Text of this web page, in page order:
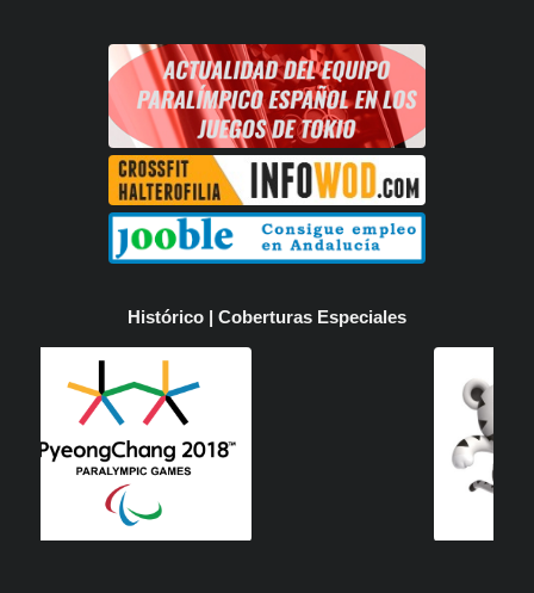
Histórico | Coberturas Especiales